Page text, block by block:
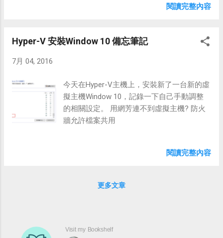
始以為應該會是像之前的版本，直接使用
才知道可以使用注入的方式取得。
閱讀完整內容
Hyper-V 安裝Window 10 備忘筆記
7月 04, 2016
今天在Hyper-V主機上，安裝新了一台新的虛
擬主機Window 10，記錄一下自己手動調整
的相關設定。 用網芳連不到虛擬主機? 防火
牆允許檔案共用
閱讀完整內容
更多文章